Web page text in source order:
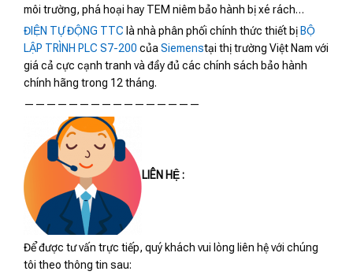
môi trường, phá hoại hay TEM niêm bảo hành bị xé rách…
ĐIỆN TỰ ĐỘNG TTC là nhà phân phối chính thức thiết bị BỘ
LẬP TRÌNH PLC S7-200 củaSiemenstại thị trường Việt Nam với
giá cả cực cạnh tranh và đầy đủ các chính sách bảo hành
chính hãng trong 12 tháng.
————————————————
LIÊN HỆ :
Để được tư vấn trực tiếp, quý khách vui lòng liên hệ với chúng
tôi theo thông tin sau: